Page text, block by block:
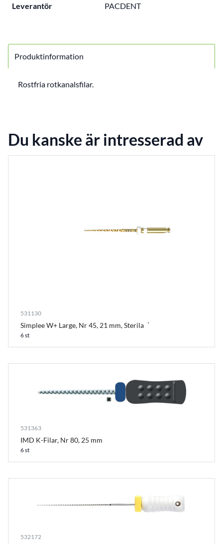
Leverantör PACDENT
Produktinformation
Rostfria rotkanalsfilar.
Du kanske är intresserad av
531130
Simplee W+ Large, Nr 45, 21 mm, Sterila
6 st
531363
IMD K-Filar, Nr 80, 25 mm
6 st
532172